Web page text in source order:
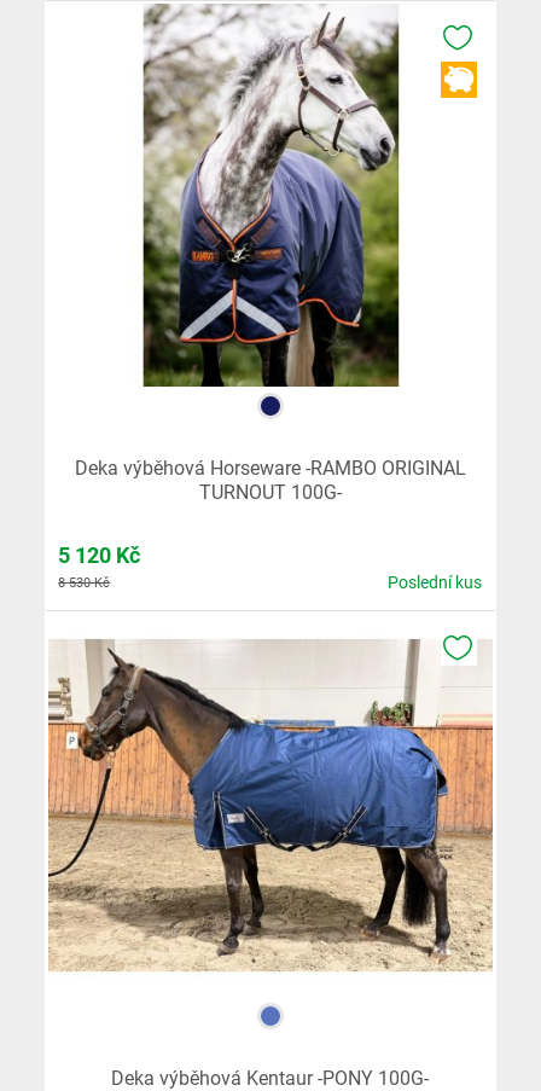
Deka výběhová Horseware -RAMBO ORIGINAL
TURNOUT 100G-
5 120 Kč
8 530 Kč Poslední kus
Deka výběhová Kentaur -PONY 100G-